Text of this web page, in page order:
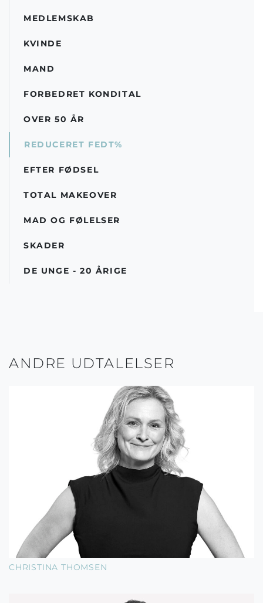
MEDLEMSKAB
KVINDE
MAND
FORBEDRET KONDITAL
OVER 50 ÅR
REDUCERET FEDT%
EFTER FØDSEL
TOTAL MAKEOVER
MAD OG FØLELSER
SKADER
DE UNGE - 20 ÅRIGE
ANDRE UDTALELSER
CHRISTINA THOMSEN